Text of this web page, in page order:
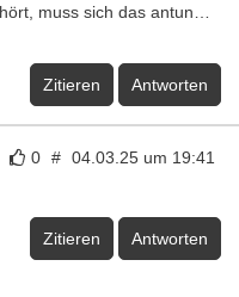
muss sich das antun…
Zitieren Antworten
0 # 04.03.25 um 19:41
Zitieren Antworten